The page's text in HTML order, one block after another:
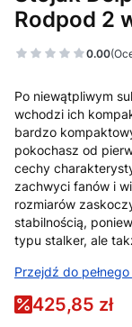
Rodpod 2
0.00
Po niewątpliwym
wchodzi ich
bardzo
pokochasz od
cechy
zachwyci fanów i
rozmiarów
stabilnością,
typu stalker, ale
Przejdź do
425,85 zł